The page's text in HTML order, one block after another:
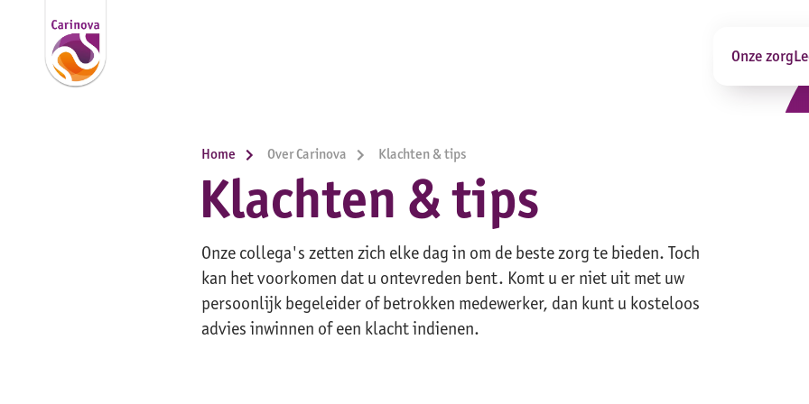
Onze zorg
Home Over Carinova Klachten & tips
Klachten & tips
Onze collega's zetten zich elke dag in om de beste zorg te bieden. Toch
kan het voorkomen dat u ontevreden bent. Komt u er niet uit met uw
persoonlijk begeleider of betrokken medewerker, dan kunt u kosteloos
advies inwinnen of een klacht indienen.